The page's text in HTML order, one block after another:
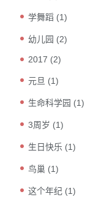
学舞蹈 (1)
幼儿园 (2)
2017 (2)
元旦 (1)
生命科学园 (1)
3周岁 (1)
生日快乐 (1)
鸟巢 (1)
这个年纪 (1)